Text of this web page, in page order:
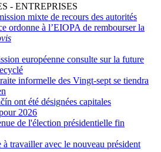
- ENTREPRISES
mixte de recours des autorités
ordonne à l’EIOPA de rembourser la
européenne consulte sur la future
informelle des Vingt-sept se tiendra
ont été désignées capitales
2026
de l'élection présidentielle fin
travailler avec le nouveau président